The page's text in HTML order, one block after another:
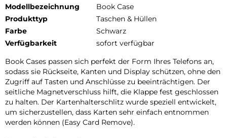
Modellbezeichnung
Book Case
Produkttyp
Taschen & Hüllen
Farbe
Schwarz
Verfügbarkeit
sofort verfügbar
Book Cases passen sich perfekt der Form Ihres Telefons an,
sodass sie Rückseite, Kanten und Display schützen, ohne den
Zugriff auf Tasten und Anschlüsse zu beeinträchtigen. Der
seitliche Magnetverschluss hilft, die Klappe fest geschlossen
zu halten. Der Kartenhalterschlitz wurde speziell entwickelt,
um sicherzustellen, dass Karten sehr einfach entnommen
werden können (Easy Card Remove).